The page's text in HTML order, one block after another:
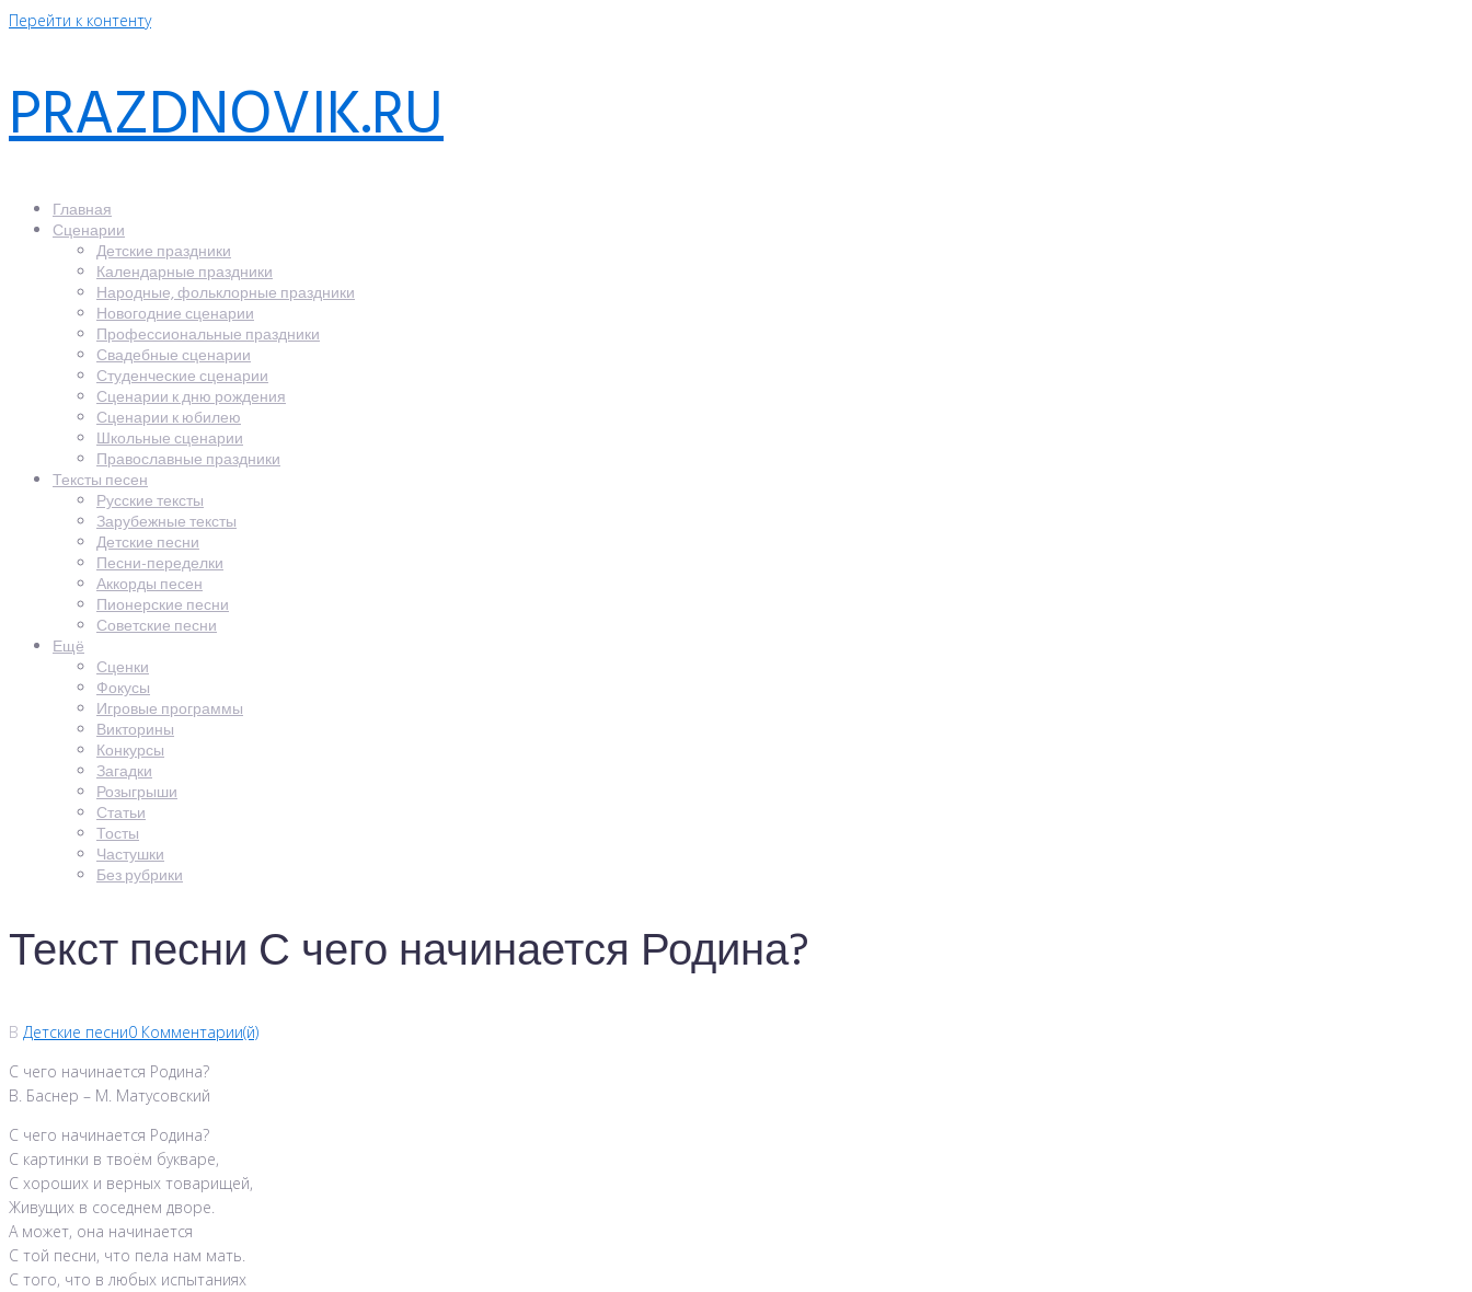
Перейти к контенту
PRAZDNOVIK.RU
Главная
Сценарии
Детские праздники
Календарные праздники
Народные, фольклорные праздники
Новогодние сценарии
Профессиональные праздники
Свадебные сценарии
Студенческие сценарии
Сценарии к дню рождения
Сценарии к юбилею
Школьные сценарии
Православные праздники
Тексты песен
Русские тексты
Зарубежные тексты
Детские песни
Песни-переделки
Аккорды песен
Пионерские песни
Советские песни
Ещё
Сценки
Фокусы
Игровые программы
Викторины
Конкурсы
Загадки
Розыгрыши
Статьи
Тосты
Частушки
Без рубрики
Текст песни С чего начинается Родина?
В Детские песни0 Комментарии(й)
С чего начинается Родина?
В. Баснер – М. Матусовский
С чего начинается Родина?
С картинки в твоём букваре,
С хороших и верных товарищей,
Живущих в соседнем дворе.
А может, она начинается
С той песни, что пела нам мать.
С того, что в любых испытаниях